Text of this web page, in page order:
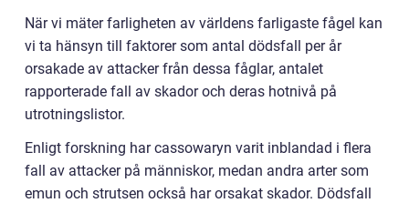
När vi mäter farligheten av världens farligaste fågel kan
vi ta hänsyn till faktorer som antal dödsfall per år
orsakade av attacker från dessa fåglar, antalet
rapporterade fall av skador och deras hotnivå på
utrotningslistor.
Enligt forskning har cassowaryn varit inblandad i flera
fall av attacker på människor, medan andra arter som
emun och strutsen också har orsakat skador. Dödsfall